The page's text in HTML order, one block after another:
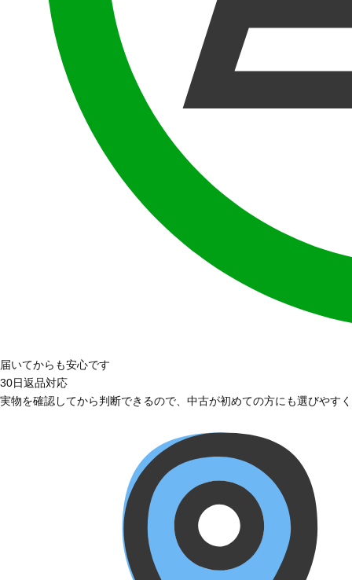
届いてからも安心です
30日返品対応
実物を確認してから判断できるので、中古が初めての方にも選びやす